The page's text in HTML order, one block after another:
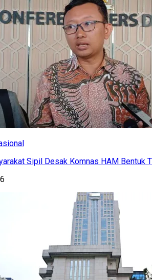
Sipil Desak Komnas HAM Bentuk